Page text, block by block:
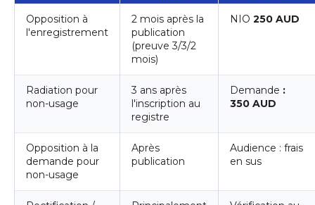
Opposition à
l'enregistrement
2 mois après la
publication
(preuve 3/3/2
mois)
NIO 250 AUD
Radiation pour
non-usage
3 ans après
l'inscription au
registre
Demande :
350 AUD
Opposition à la
demande pour
non-usage
Après
publication
Audience : frais
en sus